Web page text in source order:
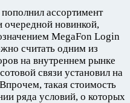
ассортимент
очередной новинкой,
MegaFon Login
считать одним из
на внутреннем рынке
связи установил на
такая стоимость
ряда условий, о которых